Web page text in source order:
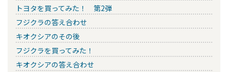
トヨタを買ってみた！ 第2弾
フジクラの答え合わせ
キオクシアのその後
フジクラを買ってみた！
キオクシアの答え合わせ